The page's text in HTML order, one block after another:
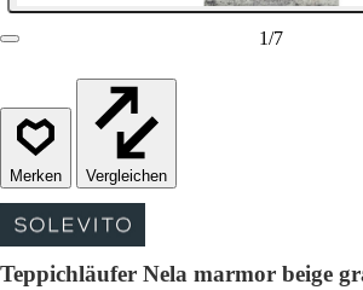
1/7
Vergleichen
Teppichläufer Nela marmor beige